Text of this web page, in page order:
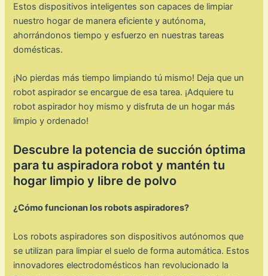
Estos dispositivos inteligentes son capaces de limpiar
nuestro hogar de manera eficiente y autónoma,
ahorrándonos tiempo y esfuerzo en nuestras tareas
domésticas.
¡No pierdas más tiempo limpiando tú mismo! Deja que un
robot aspirador se encargue de esa tarea. ¡Adquiere tu
robot aspirador hoy mismo y disfruta de un hogar más
limpio y ordenado!
Descubre la potencia de succión óptima
para tu aspiradora robot y mantén tu
hogar limpio y libre de polvo
¿Cómo funcionan los robots aspiradores?
Los robots aspiradores son dispositivos autónomos que
se utilizan para limpiar el suelo de forma automática. Estos
innovadores electrodomésticos han revolucionado la